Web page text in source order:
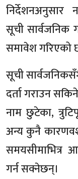
निर्देशनअनुसार
सूची सार्वजनिक
समावेश गरिएको
सूची
दर्ता गराउन
नाम छुटेका,
अन्य कुनै
समयसीमाभित्र
गर्न सक्नेछन्।